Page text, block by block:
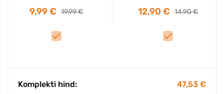
9,99 € 19,99 € 12,90 € 14,90 €
Komplekti hind: 47,53 €